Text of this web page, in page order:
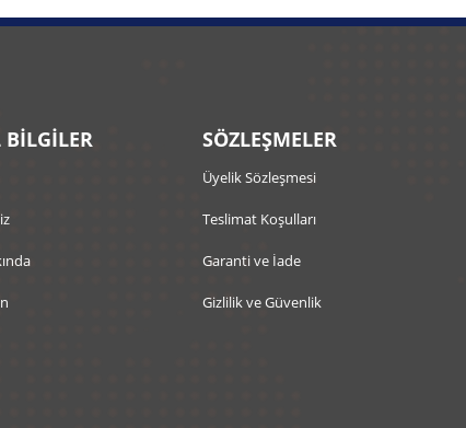
SÖZLEŞMELER
Üyelik Sözleşmesi
Teslimat Koşulları
Garanti ve İade
Gizlilik ve Güvenlik